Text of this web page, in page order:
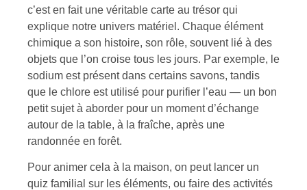
c’est en fait une véritable carte au trésor qui
explique notre univers matériel. Chaque élément
chimique a son histoire, son rôle, souvent lié à des
objets que l’on croise tous les jours. Par exemple, le
sodium est présent dans certains savons, tandis
que le chlore est utilisé pour purifier l’eau — un bon
petit sujet à aborder pour un moment d’échange
autour de la table, à la fraîche, après une
randonnée en forêt.
Pour animer cela à la maison, on peut lancer un
quiz familial sur les éléments, ou faire des activités